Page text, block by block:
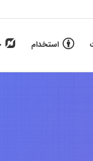
استخدام